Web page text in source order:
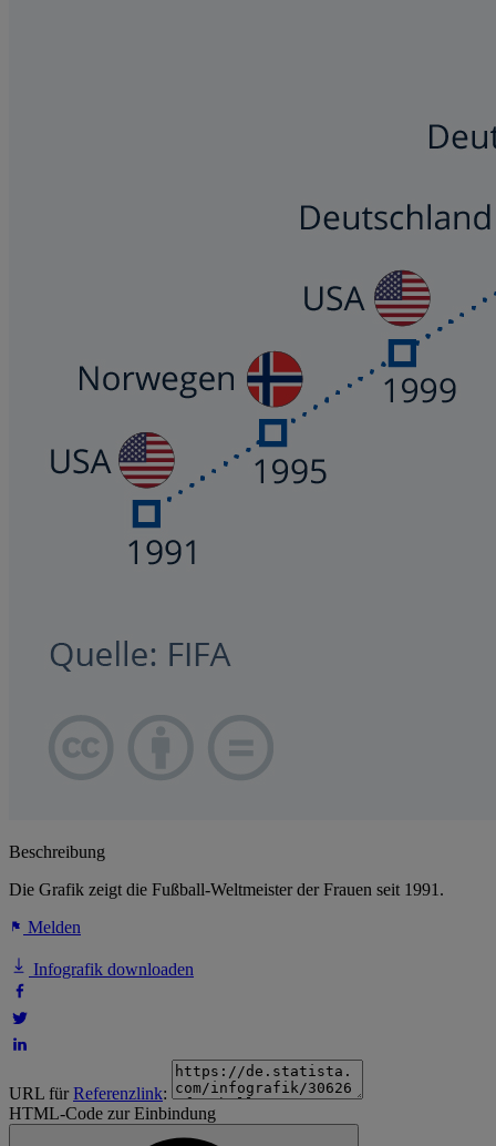
Beschreibung
Die Grafik zeigt die Fußball-Weltmeister der Frauen seit 1991.
Melden
Infografik downloaden
URL fürReferenzlink:
HTML-Code zur Einbindung